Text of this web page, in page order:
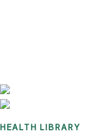
HEALTH LIBRARY